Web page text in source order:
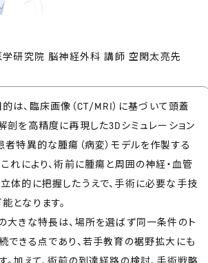
研究院 脳神経外科 講師 空閑太亮先
は、臨床画像（CT/MRI）に基づいて頭蓋
剖を高精度に再現した3Dシミュレーション
者特異的な腫瘍（病変）モデルを作製する
これにより、術前に腫瘍と周囲の神経・血管
体的に把握したうえで、手術に必要な手技
となります。
大きな特長は、場所を選ばず同一条件のト
できる点であり、若手教育の裾野拡大にも